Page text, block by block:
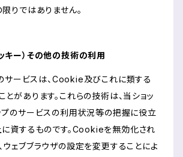
りではありません。
キー）その他の技術の利用
のサービスは、Cookie及びこれに類する
があります。これらの技術は、当ショッ
プのサービスの利用状況等の把握に役立
に資するものです。Cookieを無効化され
ウェブブラウザの設定を変更することによ